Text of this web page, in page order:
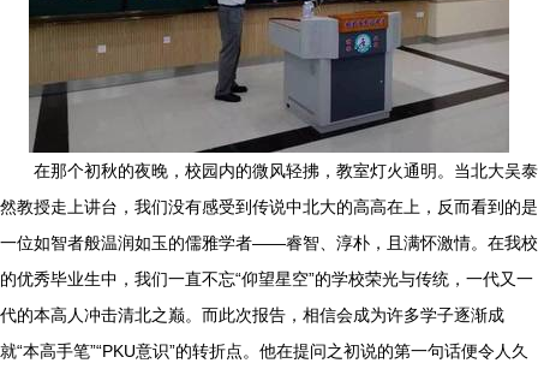
在那个初秋的夜晚，校园内的微风轻拂，教室灯火通明。当北大吴泰
然教授走上讲台，我们没有感受到传说中北大的高高在上，反而看到的是
一位如智者般温润如玉的儒雅学者——睿智、淳朴，且满怀激情。在我校
的优秀毕业生中，我们一直不忘“仰望星空”的学校荣光与传统，一代又一
代的本高人冲击清北之巅。而此次报告，相信会成为许多学子逐渐成
就“本高手笔”“PKU意识”的转折点。他在提问之初说的第一句话便令人久